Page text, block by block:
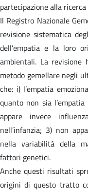
partecipazione alla
Il Registro Nazionale
revisione sistematica
dell’empatia e la loro
ambientali. La
metodo gemellare negli
che: i) l’empatia
quanto non sia
appare invece
nell’infanzia; 3) non
nella variabilità della
fattori genetici.
Anche questi risultati
origini di questo tratto